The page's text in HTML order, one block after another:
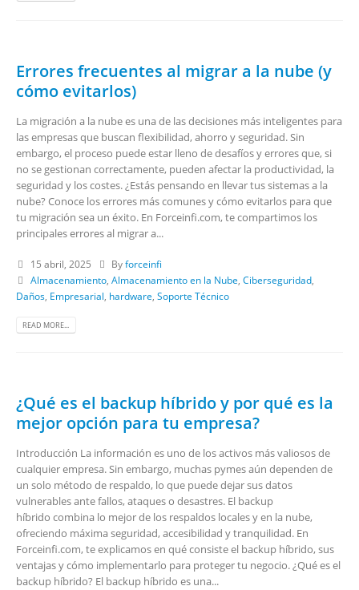
Errores frecuentes al migrar a la nube (y
cómo evitarlos)
La migración a la nube es una de las decisiones más inteligentes para
las empresas que buscan flexibilidad, ahorro y seguridad. Sin
embargo, el proceso puede estar lleno de desafíos y errores que, si
no se gestionan correctamente, pueden afectar la productividad, la
seguridad y los costes. ¿Estás pensando en llevar tus sistemas a la
nube? Conoce los errores más comunes y cómo evitarlos para que
tu migración sea un éxito. En Forceinfi.com, te compartimos los
principales errores al migrar a...
15 abril, 2025 Byforceinfi
Almacenamiento, Almacenamiento en la Nube Ciberseguridad,
Daños Empresarial hardware Soporte Técnico
READ MORE...
¿Qué es el backup híbrido y por qué es la
mejor opción para tu empresa?
Introducción La información es uno de los activos más valiosos de
cualquier empresa. Sin embargo, muchas pymes aún dependen de
un solo método de respaldo, lo que puede dejar sus datos
vulnerables ante fallos, ataques o desastres. El backup
híbrido combina lo mejor de los respaldos locales y en la nube,
ofreciendo máxima seguridad, accesibilidad y tranquilidad. En
Forceinfi.com, te explicamos en qué consiste el backup híbrido, sus
ventajas y cómo implementarlo para proteger tu negocio. ¿Qué es el
backup híbrido? El backup híbrido es una...